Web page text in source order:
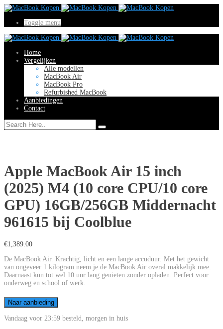
Toggle menu
Home
Vergelijken
Alle modellen
MacBook Air
MacBook Pro
Refurbished MacBook
Aanbiedingen
Contact
Apple MacBook Air 15 inch
(2025) M4 (10 core CPU/10 core
GPU) 16GB/256GB Middernacht
961615 bij Coolblue
€1,389.00
De MacBook Air. Krachtig, licht en een lange accuduur. Met het gewicht
van ongeveer 1 kilogram neem je de MacBook Air overal makkelijk mee.
Daarnaast kun tot wel 10 uur lang genieten zonder opladen. Perfect voor
onderweg en school of werk.
Naar aanbieding
Vandaag voor 23:59 besteld, morgen in huis